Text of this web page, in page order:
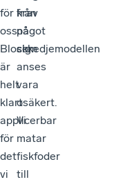
för
oss.
Blockkedjemodellen
är
helt
klart
applicerbar
för
det
vi
krav
på
sig.
från
något
som
anses
vara
osäkert.
Vi
matar
fiskfoder
till